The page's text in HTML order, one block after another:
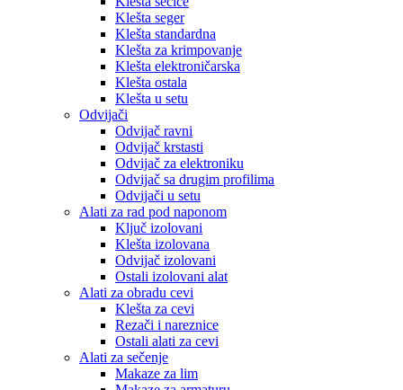
Klešta seger
Klešta standardna
Klešta za krimpovanje
Klešta elektroničarska
Klešta ostala
Klešta u setu
Odvijači
Odvijač ravni
Odvijač krstasti
Odvijač za elektroniku
Odvijač sa drugim profilima
Odvijači u setu
Alati za rad pod naponom
Ključ izolovani
Klešta izolovana
Odvijač izolovani
Ostali izolovani alat
Alati za obradu cevi
Klešta za cevi
Rezači i nareznice
Ostali alati za cevi
Alati za sečenje
Makaze za lim